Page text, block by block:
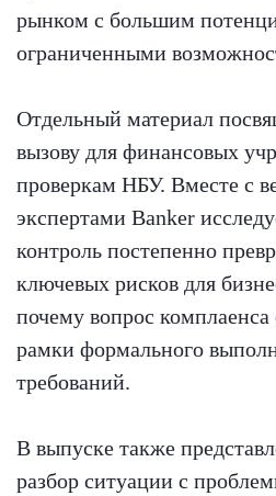
рынком с большим
ограниченными
Отдельный материал
вызову для финансовых
проверкам НБУ. Вместе с
экспертами Banker
контроль постепенно
ключевых рисков для
почему вопрос комплаенса
рамки формального
требований.
В выпуске также
разбор ситуации с